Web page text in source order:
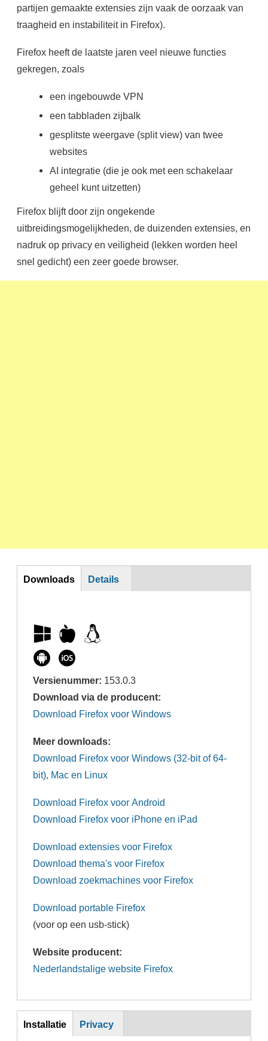
partijen gemaakte extensies zijn vaak de oorzaak van
traagheid en instabiliteit in Firefox).
Firefox heeft de laatste jaren veel nieuwe functies
gekregen, zoals
een ingebouwde VPN
een tabbladen zijbalk
gesplitste weergave (split view) van twee
websites
AI integratie (die je ook met een schakelaar
geheel kunt uitzetten)
Firefox blijft door zijn ongekende
uitbreidingsmogelijkheden, de duizenden extensies, en
nadruk op privacy en veiligheid (lekken worden heel
snel gedicht) een zeer goede browser.
DL
Downloads Details
Versienummer: 153.0.3
Download via de producent:
Download Firefox voor Windows
Meer downloads:
Download Firefox voor Windows (32-bit of 64-
bit), Mac en Linux
Download Firefox voor Android
Download Firefox voor iPhone en iPad
Download extensies voor Firefox
Download thema's voor Firefox
Download zoekmachines voor Firefox
Download portable Firefox
(voor op een usb-stick)
Website producent:
Nederlandstalige website Firefox
Inst
Installatie
Privacy